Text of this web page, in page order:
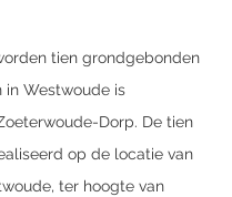
tien grondgebonden
in Westwoude is
Dorp. De tien
op de locatie van
ter hoogte van